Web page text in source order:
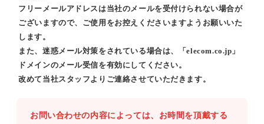
フリーメールアドレスは当社のメールを受付けられない場合が
ございますので、ご使用をお控えくださいますようお願いいた
します。
また、迷惑メール対策をされている場合は、「elecom.co.jp」
ドメインのメール受信を有効にしてください。
改めて当社スタッフよりご連絡させていただきます。
お問い合わせの内容によっては、お時間を頂戴する